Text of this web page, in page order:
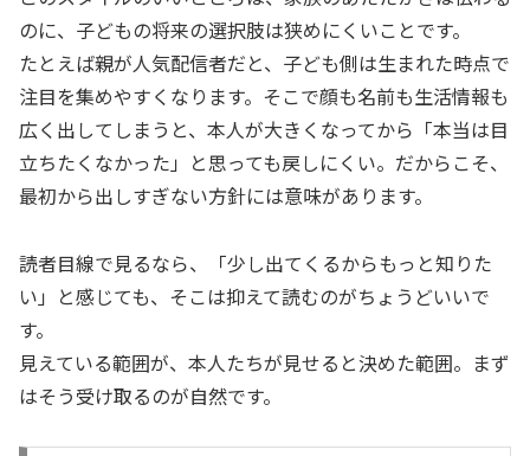
のに、子どもの将来の選択肢は狭めにくいことです。
たとえば親が人気配信者だと、子ども側は生まれた時点で
注目を集めやすくなります。そこで顔も名前も生活情報も
広く出してしまうと、本人が大きくなってから「本当は目
立ちたくなかった」と思っても戻しにくい。だからこそ、
最初から出しすぎない方針には意味があります。
読者目線で見るなら、「少し出てくるからもっと知りた
い」と感じても、そこは抑えて読むのがちょうどいいで
す。
見えている範囲が、本人たちが見せると決めた範囲。まず
はそう受け取るのが自然です。